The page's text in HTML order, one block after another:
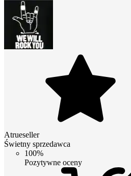
Atrueseller
Świetny sprzedawca
100%
Pozytywne oceny